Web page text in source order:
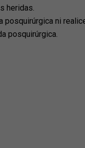
heridas.
posquirúrgica ni
posquirúrgica.